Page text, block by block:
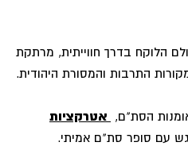
הלוקח בדרך חווייתית, מרתקת
התרבות והמסורת היהודית.
הסת"ם,
אטרקציות
עם סופר סת"ם אמיתי.